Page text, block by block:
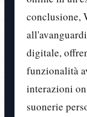
conclusione,
digitale,
funzionalità
interazioni
suonerie